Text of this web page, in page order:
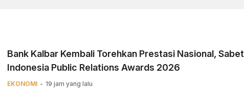
Bank Kalbar Kembali Torehkan Prestasi Nasional, Sabet
Indonesia Public Relations Awards 2026
EKONOMI 19 jam yang lalu